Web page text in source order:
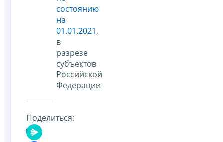
состоянию
на
01.01.2021,
в
разрезе
субъектов
Российской
Федерации
Поделиться: